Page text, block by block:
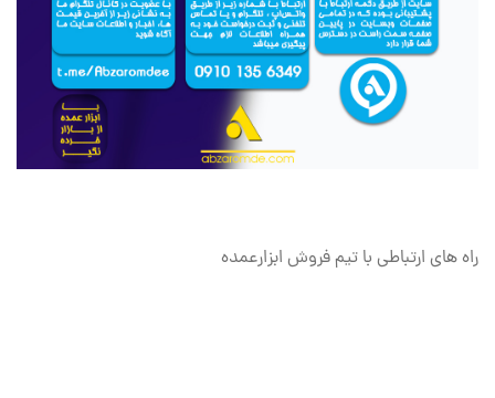
راه های ارتباطی با تیم فروش ابزارعمده